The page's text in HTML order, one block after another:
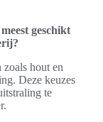
geschikt
zoals hout en
Deze keuzes
te